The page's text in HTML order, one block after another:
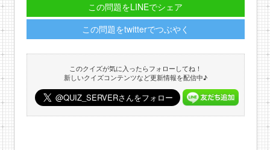
この問題をLINEでシェア
この問題をtwitterでつぶやく
このクイズが気に入ったらフォローしてね！
新しいクイズコンテンツなど更新情報を配信中♪